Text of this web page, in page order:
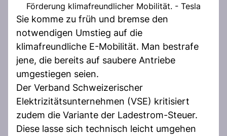
Förderung klimafreundlicher Mobilität. - Tesla
Sie komme zu früh und bremse den
notwendigen Umstieg auf die
klimafreundliche E-Mobilität. Man bestrafe
jene, die bereits auf saubere Antriebe
umgestiegen seien.
Der Verband Schweizerischer
Elektrizitätsunternehmen (VSE) kritisiert
zudem die Variante der Ladestrom-Steuer.
Diese lasse sich technisch leicht umgehen